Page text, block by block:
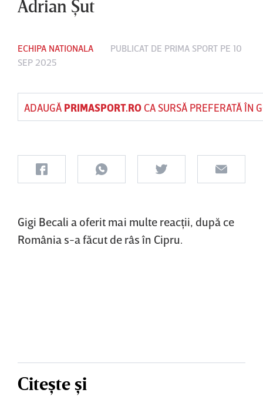
Adrian Şut
ECHIPA NATIONALA PUBLICAT DE PRIMA SPORT PE 10
SEP 2025
ADAUGĂ PRIMASPORT.ROCA SURSĂ PREFERATĂ ÎN
Gigi Becali a oferit mai multe reacţii, după ce
România s-a făcut de râs în Cipru.
Citește și